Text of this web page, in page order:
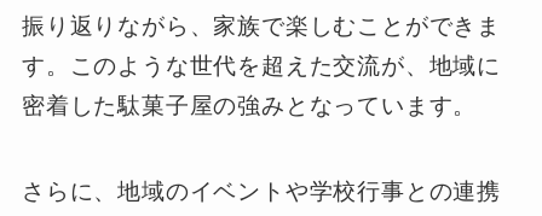
振り返りながら、家族で楽しむことができま
す。このような世代を超えた交流が、地域に
密着した駄菓子屋の強みとなっています。
さらに、地域のイベントや学校行事との連携